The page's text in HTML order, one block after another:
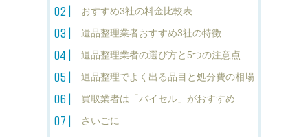
おすすめ3社の料金比較表
遺品整理業者おすすめ3社の特徴
遺品整理業者の選び方と5つの注意点
遺品整理でよく出る品目と処分費の相場
買取業者は「バイセル」がおすすめ
さいごに